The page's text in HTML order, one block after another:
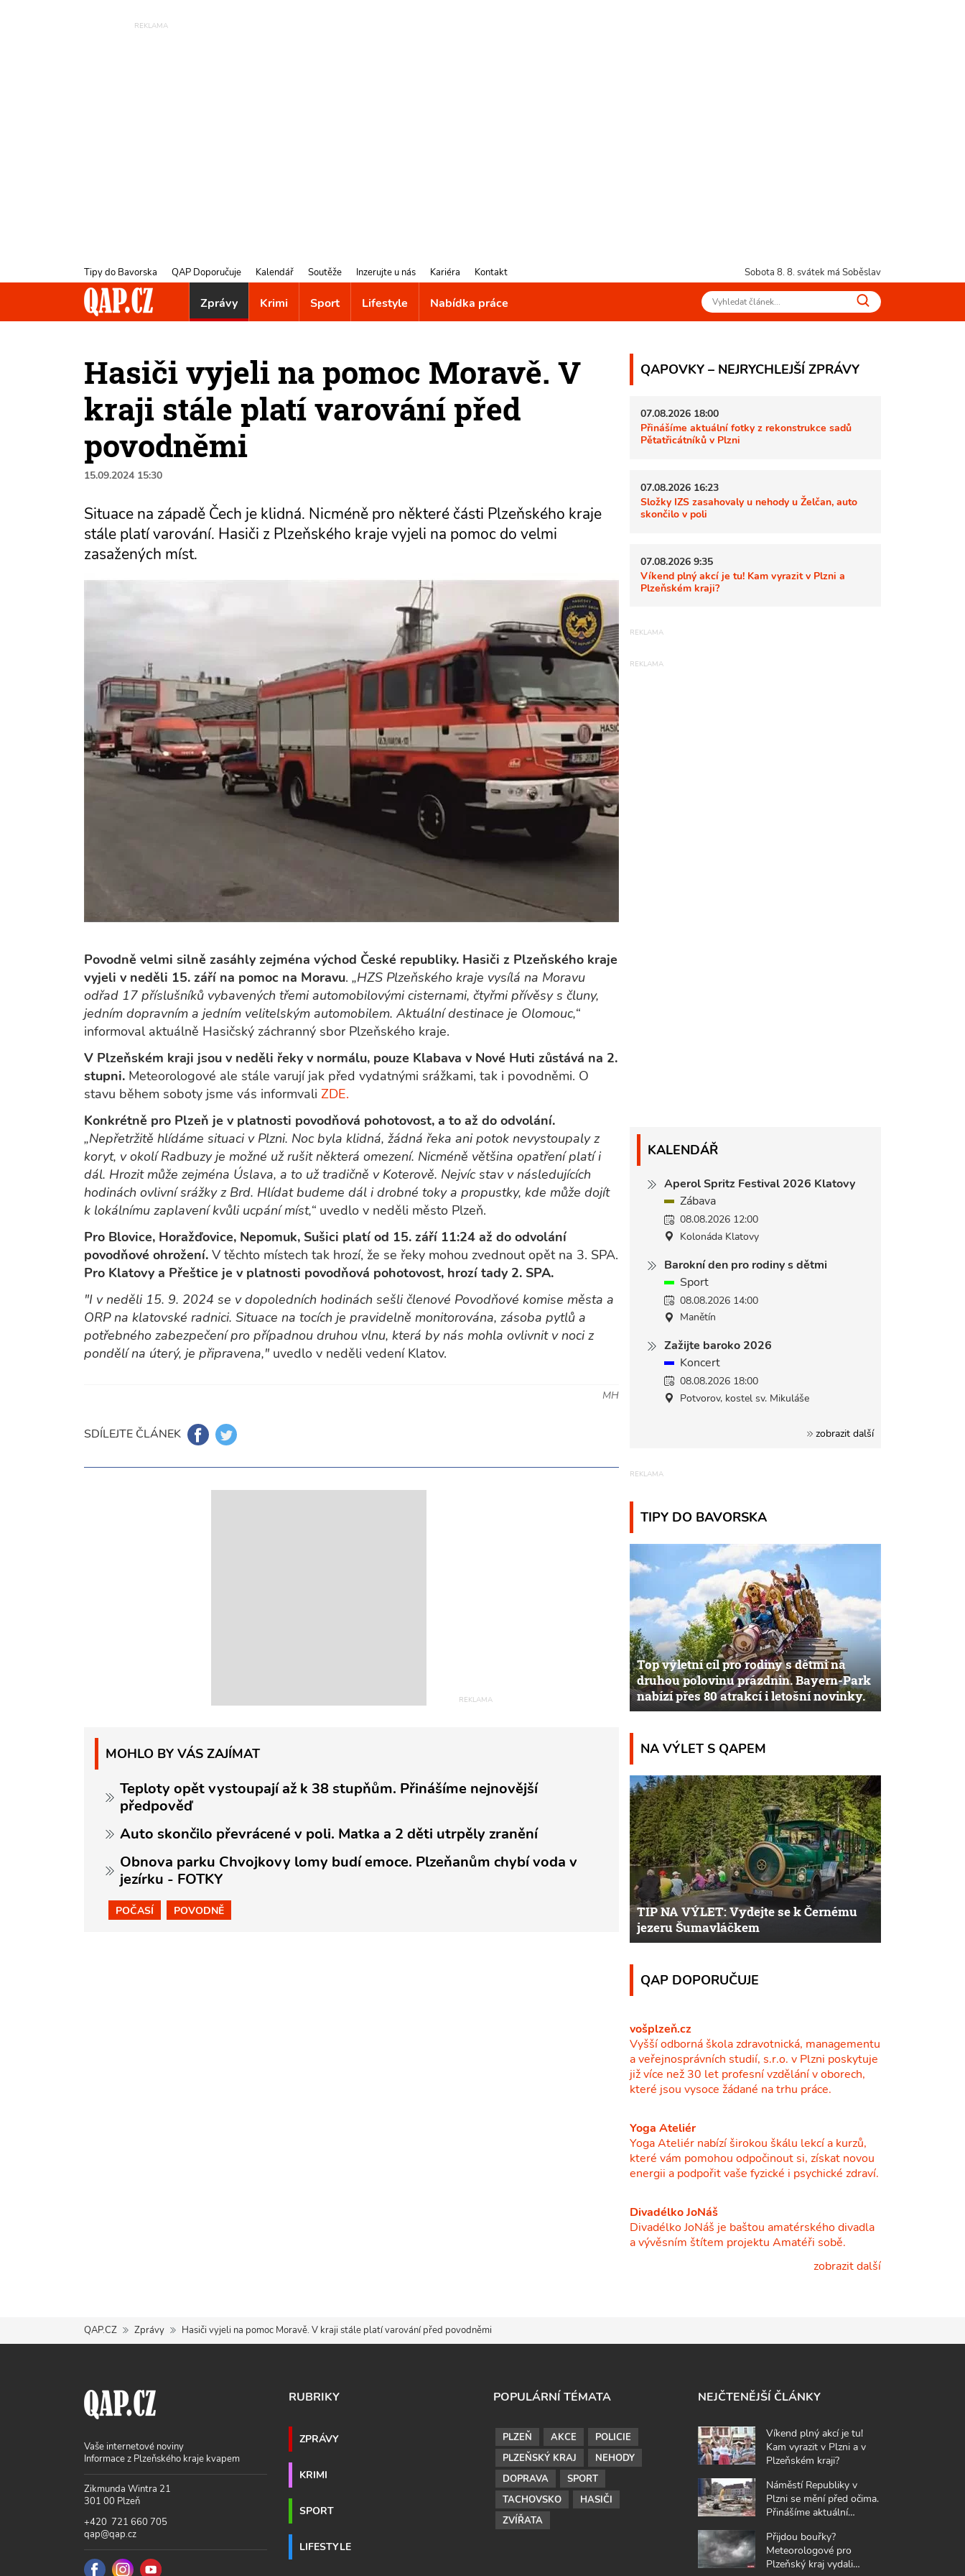
Tipy do Bavorska QAP Doporučuje Kalendář Soutěže Inzerujte u nás Kariéra Kontakt Sobota 8. 8. svátek má Soběslav
Zprávy Krimi Sport Lifestyle Nabídka práce
Hasiči vyjeli na pomoc Moravě. V
kraji stále platí varování před
povodněmi
15.09.2024 15:30
Situace na západě Čech je klidná. Nicméně pro některé části Plzeňského kraje
stále platí varování. Hasiči z Plzeňského kraje vyjeli na pomoc do velmi
zasažených míst.
Povodně velmi silně zasáhly zejména východ České republiky. Hasiči z Plzeňského kraje
vyjeli v neděli 15. září na pomoc na Moravu. „HZS Plzeňského kraje vysílá na Moravu
odřad 17 příslušníků vybavených třemi automobilovými cisternami, čtyřmi přívěsy s čluny,
jedním dopravním a jedním velitelským automobilem. Aktuální destinace je Olomouc,“
informoval aktuálně Hasičský záchranný sbor Plzeňského kraje.
V Plzeňském kraji jsou v neděli řeky v normálu, pouze Klabava v Nové Huti zůstává na 2.
stupni. Meteorologové ale stále varují jak před vydatnými srážkami, tak i povodněmi. O
stavu během soboty jsme vás informvali ZDE.
Konkrétně pro Plzeň je v platnosti povodňová pohotovost, a to až do odvolání.
„Nepřetržitě hlídáme situaci v Plzni. Noc byla klidná, žádná řeka ani potok nevystoupaly z
koryt, v okolí Radbuzy je možné už rušit některá omezení. Nicméně většina opatření platí i
dál. Hrozit může zejména Úslava, a to už tradičně v Koterově. Nejvíc stav v následujících
hodinách ovlivní srážky z Brd. Hlídat budeme dál i drobné toky a propustky, kde může dojít
k lokálnímu zaplavení kvůli ucpání míst,“ uvedlo v neděli město Plzeň.
Pro Blovice, Horažďovice, Nepomuk, Sušici platí od 15. září 11:24 až do odvolání
povodňové ohrožení. V těchto místech tak hrozí, že se řeky mohou zvednout opět na 3. SPA.
Pro Klatovy a Přeštice je v platnosti povodňová pohotovost, hrozí tady 2. SPA.
"I v neděli 15. 9. 2024 se v dopoledních hodinách sešli členové Povodňové komise města a
ORP na klatovské radnici. Situace na tocích je pravidelně monitorována, zásoba pytlů a
potřebného zabezpečení pro případnou druhou vlnu, která by nás mohla ovlivnit v noci z
pondělí na úterý, je připravena," uvedlo v neděli vedení Klatov.
MH
SDÍLEJTE ČLÁNEK
MOHLO BY VÁS ZAJÍMAT
Teploty opět vystoupají až k 38 stupňům. Přinášíme nejnovější
předpověď
Auto skončilo převrácené v poli. Matka a 2 děti utrpěly zranění
Obnova parku Chvojkovy lomy budí emoce. Plzeňanům chybí voda v
jezírku - FOTKY
POČASÍ POVODNĚ
QAPOVKY – NEJRYCHLEJŠÍ ZPRÁVY
07.08.2026 18:00
Přinášíme aktuální fotky z rekonstrukce sadů
Pětatřicátníků v Plzni
07.08.2026 16:23
Složky IZS zasahovaly u nehody u Želčan, auto
skončilo v poli
07.08.2026 9:35
Víkend plný akcí je tu! Kam vyrazit v Plzni a
Plzeňském kraji?
KALENDÁŘ
Aperol Spritz Festival 2026 Klatovy
Zábava
08.08.2026 12:00
Kolonáda Klatovy
Barokní den pro rodiny s dětmi
Sport
08.08.2026 14:00
Manětín
Zažijte baroko 2026
Koncert
08.08.2026 18:00
Potvorov, kostel sv. Mikuláše
zobrazit další
TIPY DO BAVORSKA
Top výletní cíl pro rodiny s dětmi na
druhou polovinu prázdnin. Bayern-Park
nabízí přes 80 atrakcí i letošní novinky.
NA VÝLET S QAPEM
TIP NA VÝLET: Vydejte se k Černému
jezeru Šumavláčkem
QAP DOPORUČUJE
vošplzeň.cz
Vyšší odborná škola zdravotnická, managementu
a veřejnosprávních studií, s.r.o. v Plzni poskytuje
již více než 30 let profesní vzdělání v oborech,
které jsou vysoce žádané na trhu práce.
Yoga Ateliér
Yoga Ateliér nabízí širokou škálu lekcí a kurzů,
které vám pomohou odpočinout si, získat novou
energii a podpořit vaše fyzické i psychické zdraví.
Divadélko JoNáš
Divadélko JoNáš je baštou amatérského divadla
a vývěsním štítem projektu Amatéři sobě.
zobrazit další
QAP.CZ Zprávy Hasiči vyjeli na pomoc Moravě. V kraji stále platí varování před povodněmi
Vaše internetové noviny
Informace z Plzeňského kraje kvapem
Zikmunda Wintra 21
301 00 Plzeň
+420 721 660 705
qap@qap.cz
RUBRIKY
ZPRÁVY
KRIMI
SPORT
LIFESTYLE
POPULÁRNÍ TÉMATA
PLZEŇ AKCE
POLICIE
PLZEŇSKÝ KRAJ
NEHODY
DOPRAVA
SPORT
TACHOVSKO
HASIČI
ZVÍŘATA
NEJČTENĚJŠÍ ČLÁNKY
Víkend plný akcí je tu!
Kam vyrazit v Plzni a v
Plzeňském kraji?
Náměstí Republiky v
Plzni se mění před očima.
Přinášíme aktuální
Přijdou bouřky?
Meteorologové pro
Plzeňský kraj vydali